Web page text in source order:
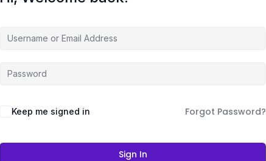
Keep me signed in Forgot Password?
Sign In